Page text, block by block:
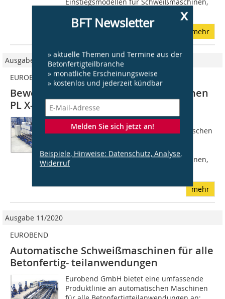
x
BFT Newsletter
» aktuelle Themen und Termine aus der
Betonfertigteilbranche
» monatliche Erscheinungsweise
» kostenlos und jederzeit kündbar
Melden Sie sich jetzt an!
Beispiele, Hinweise: Datenschutz, Analyse,
Widerruf
Einstiegsmodellen für Schweißmaschinen,
mehr
Ausgabe 02/2022
EUROBEND
Bewehrungsschweißanlagen- Baureihen
PL X-Y und PLC AMM
Die Eurobend GmbH bietet eine
umfassende Produktlinie an automatischen
Betonfertigteilanwendungen an: Von
Einstiegsmodellen für Schweißmaschinen,
die einfache Bewehrungselemente...
mehr
Ausgabe 11/2020
EUROBEND
Automatische Schweißmaschinen für alle
Betonfertig- teilanwendungen
Eurobend GmbH bietet eine umfassende
Produktlinie an automatischen Maschinen